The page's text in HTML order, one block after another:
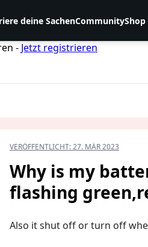
deine SachenCommunityShop
- Jetzt registrieren
VERÖFFENTLICHT:27. MÄR 2023
Why is my
flashing
Also it shut off or turn off